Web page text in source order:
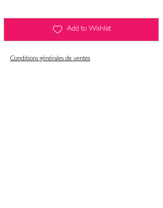
Add to Wishlist
Conditions générales de ventes